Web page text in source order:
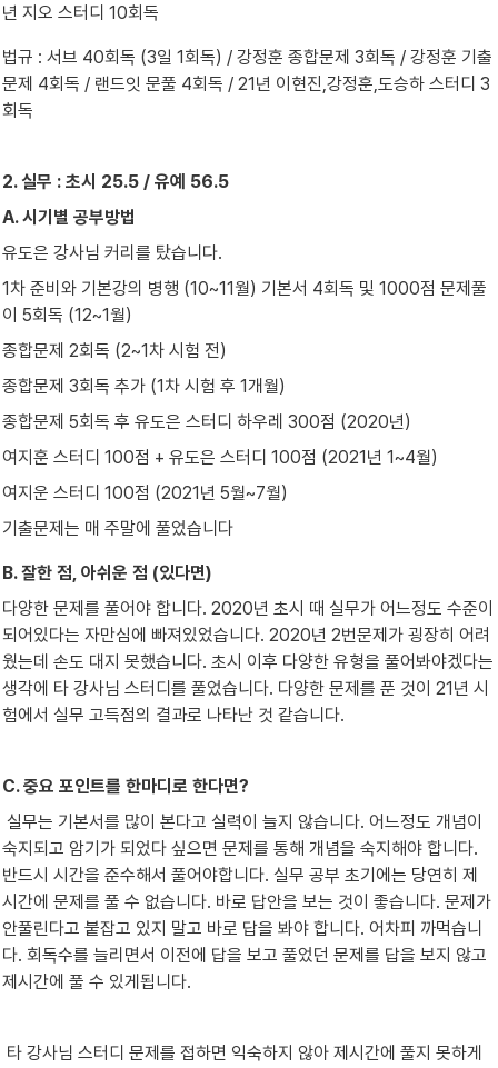
년 지오 스터디 10회독
법규 : 서브 40회독 (3일 1회독) / 강정훈 종합문제 3회독 / 강정훈 기출
문제 4회독 / 랜드잇 문풀 4회독 / 21년 이현진,강정훈,도승하 스터디 3
회독
2. 실무 : 초시 25.5 / 유예 56.5
A. 시기별 공부방법
유도은 강사님 커리를 탔습니다.
1차 준비와 기본강의 병행 (10~11월) 기본서 4회독 및 1000점 문제풀
이 5회독 (12~1월)
종합문제 2회독 (2~1차 시험 전)
종합문제 3회독 추가 (1차 시험 후 1개월)
종합문제 5회독 후 유도은 스터디 하우레 300점 (2020년)
여지훈 스터디 100점 + 유도은 스터디 100점 (2021년 1~4월)
여지운 스터디 100점 (2021년 5월~7월)
기출문제는 매 주말에 풀었습니다
B. 잘한 점, 아쉬운 점 (있다면)
다양한 문제를 풀어야 합니다. 2020년 초시 때 실무가 어느정도 수준이
되어있다는 자만심에 빠져있었습니다. 2020년 2번문제가 굉장히 어려
웠는데 손도 대지 못했습니다. 초시 이후 다양한 유형을 풀어봐야겠다는
생각에 타 강사님 스터디를 풀었습니다. 다양한 문제를 푼 것이 21년 시
험에서 실무 고득점의 결과로 나타난 것 같습니다.
C. 중요 포인트를 한마디로 한다면?
숙지되고 암기가 되었다 싶으면 문제를 통해 개념을 숙지해야 합니다.
반드시 시간을 준수해서 풀어야합니다. 실무 공부 초기에는 당연히 제
시간에 문제를 풀 수 없습니다. 바로 답안을 보는 것이 좋습니다. 문제가
안풀린다고 붙잡고 있지 말고 바로 답을 봐야 합니다. 어차피 까먹습니
다. 회독수를 늘리면서 이전에 답을 보고 풀었던 문제를 답을 보지 않고
제시간에 풀 수 있게됩니다.